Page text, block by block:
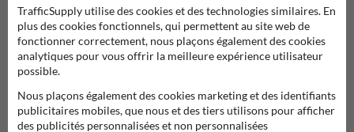
Numéros de maison et plaques numéro de maison
TrafficSupply utilise des cookies et des technologies similaires. En
plus des cookies fonctionnels, qui permettent au site web de
fonctionner correctement, nous plaçons également des cookies
analytiques pour vous offrir la meilleure expérience utilisateur
possible.
Nous plaçons également des cookies marketing et des identifiants
publicitaires mobiles, que nous et des tiers utilisons pour afficher
des publicités personnalisées et non personnalisées